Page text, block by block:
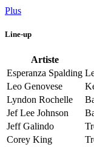
Plus
Line-up
Artiste
Esperanza Spalding
Leo Genovese
Lyndon Rochelle
Jef Lee Johnson
Jeff Galindo
Corey King